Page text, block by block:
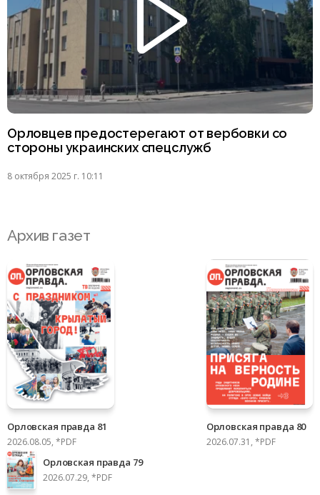
Орловцев предостерегают от вербовки со
стороны украинских спецслужб
8 октября 2025 г. 10:11
Архив газет
Орловская правда 81
2026.08.05, *PDF
Орловская правда 80
2026.07.31, *PDF
Орловская правда 79
2026.07.29, *PDF